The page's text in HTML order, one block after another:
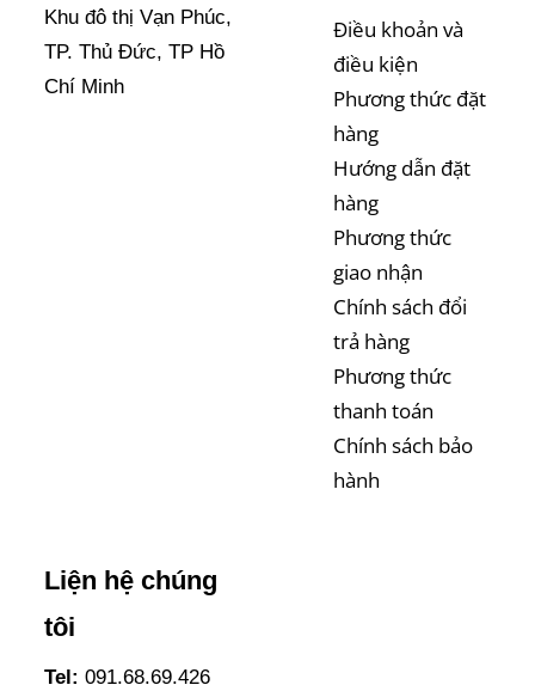
Khu đô thị Vạn Phúc,
TP. Thủ Đức, TP Hồ
Chí Minh
Điều khoản và
điều kiện
Phương thức đặt
hàng
Hướng dẫn đặt
hàng
Phương thức
giao nhận
Chính sách đổi
trả hàng
Phương thức
thanh toán
Chính sách bảo
hành
Liện hệ chúng
tôi
Tel: 091.68.69.426